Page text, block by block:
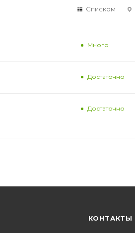
Списком
Много
Достаточно
Достаточно
КОНТАКТЫ